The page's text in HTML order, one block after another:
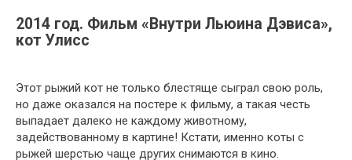
2014 год. Фильм «Внутри Льюина Дэвиса»,
кот Улисс
Этот рыжий кот не только блестяще сыграл свою роль,
но даже оказался на постере к фильму, а такая честь
выпадает далеко не каждому животному,
задействованному в картине! Кстати, именно коты с
рыжей шерстью чаще других снимаются в кино.